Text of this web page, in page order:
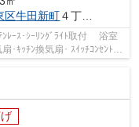
区牛田新町４丁目8-40
ﾚｰｽ･ｼｰﾘﾝｸﾞﾗｲﾄ取付 浴室
･ｷｯﾁﾝ換気扇･ ｽｲｯﾁｺﾝｾﾝﾄ･ｷ